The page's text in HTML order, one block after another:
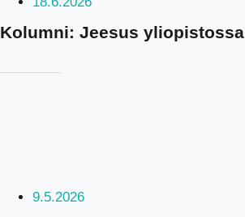
Kolumni: Jeesus yliopistossa
9.5.2026